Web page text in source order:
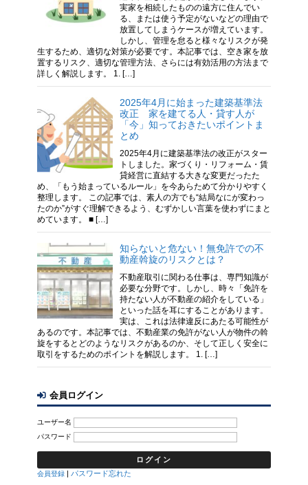
実家を相続したものの遠方に住んでい
る、または使う予定がないなどの理由で
放置してしまうケースが増えています。
しかし、管理を怠ると様々なリスクが発
生するため、適切な対策が必要です。本記事では、空き家を放
置するリスク、適切な管理方法、さらには有効活用の方法まで
詳しく解説します。 1. […]
2025年4月に始まった建築基準法
改正 家を建てる人・貸す人が
「今」知っておきたいポイントま
とめ
2025年4月に建築基準法の改正がスター
トしました。家づくり・リフォーム・賃
貸経営に直結する大きな変更だったた
め、「もう始まっているルール」を今あらためて分かりやすく
整理します。 この記事では、素人の方でも“結局なにが変わっ
たのか”がすぐ理解できるよう、むずかしい言葉を使わずにまと
めています。 ■ […]
知らないと危ない！無免許での不
動産斡旋のリスクとは？
不動産取引に関わる仕事は、専門知識が
必要な分野です。しかし、時々「免許を
持たない人が不動産の紹介をしている」
といった話を耳にすることがあります。
実は、これは法律違反にあたる可能性が
あるのです。本記事では、不動産業の免許がない人が物件の斡
旋をするとどのようなリスクがあるのか、そして正しく安全に
取引をするためのポイントを解説します。 1. […]
会員ログイン
ユーザー名
パスワード
会員登録 | パスワード忘れた